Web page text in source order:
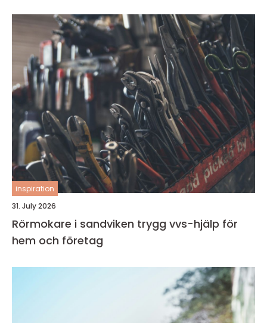
inspiration
31. July 2026
Rörmokare i sandviken trygg vvs-hjälp för
hem och företag